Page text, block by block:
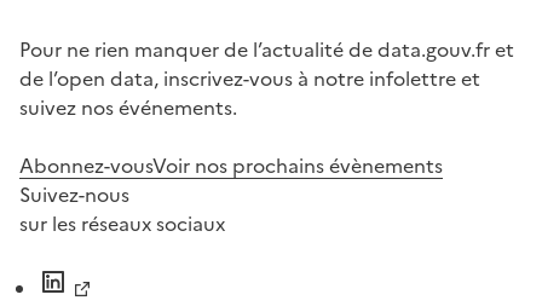
Pour ne rien manquer de l’actualité de data.gouv.fr et
de l’open data, inscrivez-vous à notre infolettre et
suivez nos événements.
Abonnez-vousVoir nos prochains évènements
Suivez-nous
sur les réseaux sociaux